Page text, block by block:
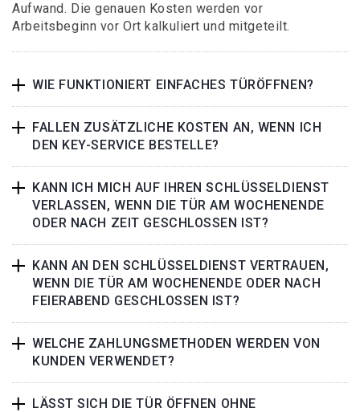
Aufwand. Die genauen Kosten werden vor
Arbeitsbeginn vor Ort kalkuliert und mitgeteilt.
WIE FUNKTIONIERT EINFACHES TÜRÖFFNEN?
FALLEN ZUSÄTZLICHE KOSTEN AN, WENN ICH
DEN KEY-SERVICE BESTELLE?
KANN ICH MICH AUF IHREN SCHLÜSSELDIENST
VERLASSEN, WENN DIE TÜR AM WOCHENENDE
ODER NACH ZEIT GESCHLOSSEN IST?
KANN AN DEN SCHLÜSSELDIENST VERTRAUEN,
WENN DIE TÜR AM WOCHENENDE ODER NACH
FEIERABEND GESCHLOSSEN IST?
WELCHE ZAHLUNGSMETHODEN WERDEN VON
KUNDEN VERWENDET?
LÄSST SICH DIE TÜR ÖFFNEN OHNE